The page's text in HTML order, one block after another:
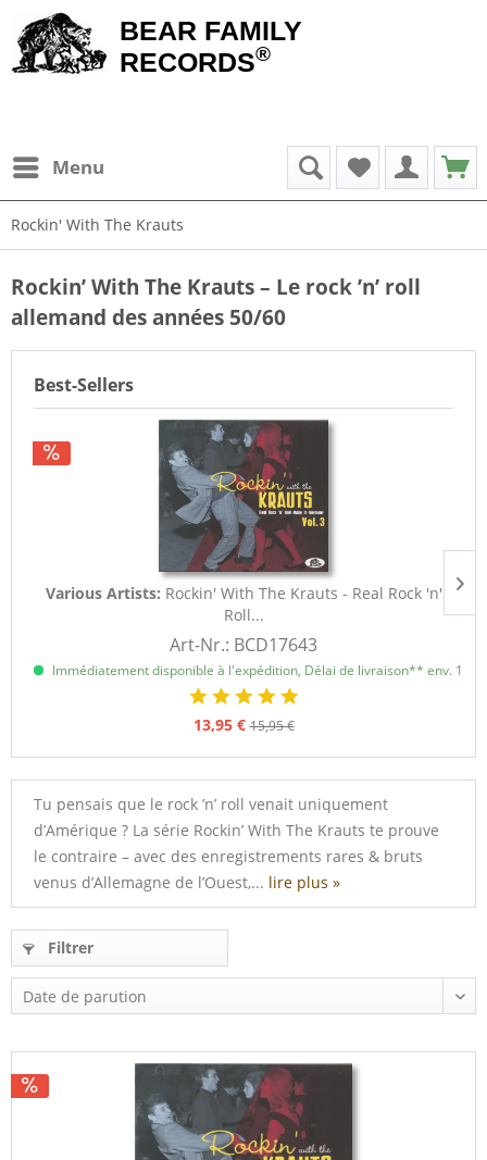
BEAR FAMILY
RECORDS®
Menu
Rockin' With The Krauts
Rockin’ With The Krauts – Le rock ’n’ roll
allemand des années 50/60
Best-Sellers
Various Artists: Rockin' With The Krauts - Real Rock 'n'
Roll...
Art-Nr.: BCD17643
Immédiatement disponible à l'expédition, Délai de livraison** env. 1 à
13,95 € 15,95 €
Tu pensais que le rock ’n’ roll venait uniquement
d’Amérique ? La série Rockin’ With The Krauts te prouve
le contraire – avec des enregistrements rares & bruts
venus d’Allemagne de l’Ouest,... lire plus »
Filtrer